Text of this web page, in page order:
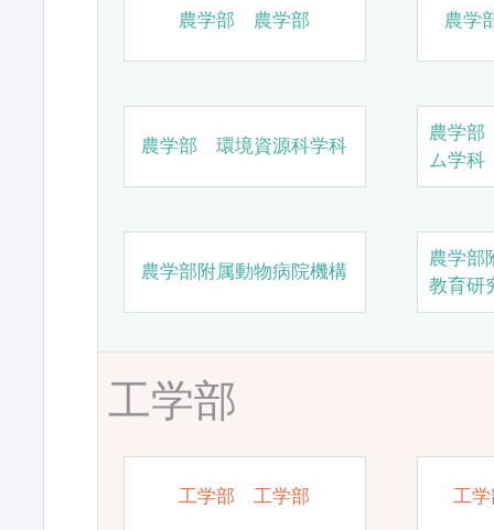
農学部 農学部 農学
農学部 環境資源科学科
農学
ム学科
農学部附属動物病院機構
農学部
教育研
工学部
工学部 工学部 工